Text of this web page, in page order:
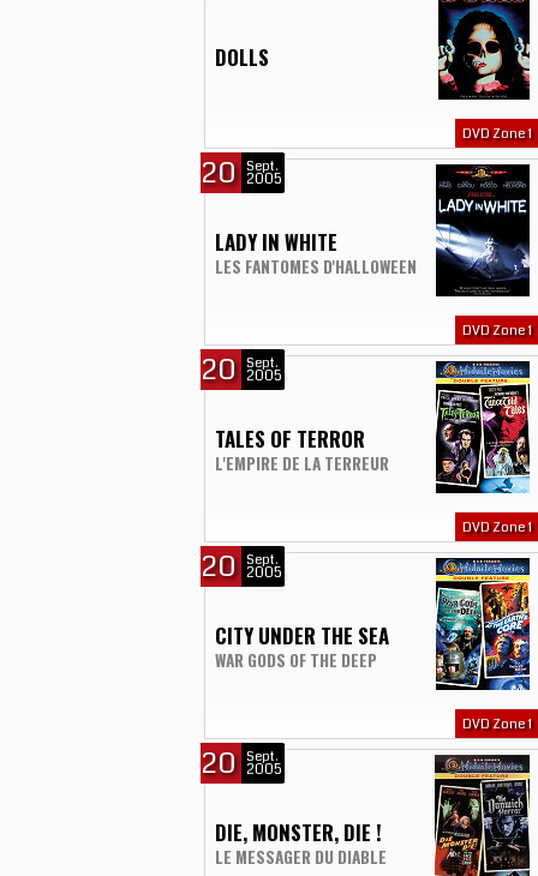
DOLLS
DVD Zone 1
20 Sept.
2005
LADY IN WHITE
LES FANTOMES D'HALLOWEEN
DVD Zone 1
20 Sept.
2005
TALES OF TERROR
L'EMPIRE DE LA TERREUR
DVD Zone 1
20 Sept.
2005
CITY UNDER THE SEA
WAR GODS OF THE DEEP
DVD Zone 1
20 Sept.
2005
DIE, MONSTER, DIE !
LE MESSAGER DU DIABLE